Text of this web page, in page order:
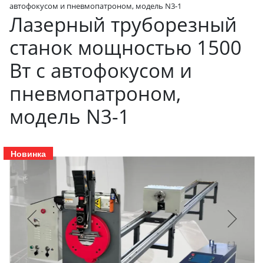
автофокусом и пневмопатроном, модель N3-1
Лазерный труборезный
станок мощностью 1500
Вт с автофокусом и
пневмопатроном,
модель N3-1
Новинка